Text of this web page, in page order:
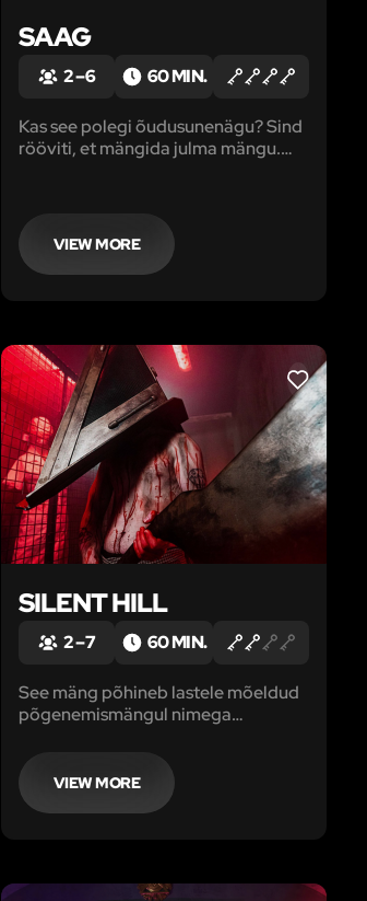
SAAG
2 – 6 60 MIN.
Kas see polegi õudusunenägu? Sind
rööviti, et mängida julma mängu.
VIEW MORE
LIKE
SILENT HILL
2 – 7 60 MIN.
See mäng põhineb lastele mõeldud
põgenemismängul nimega
VIEW MORE